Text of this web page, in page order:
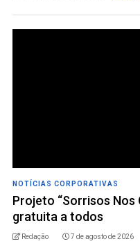
NOTÍCIAS CORPORATIVAS
Projeto “Sorrisos Nos
gratuita a todos
Redação 7 de agosto de 2026